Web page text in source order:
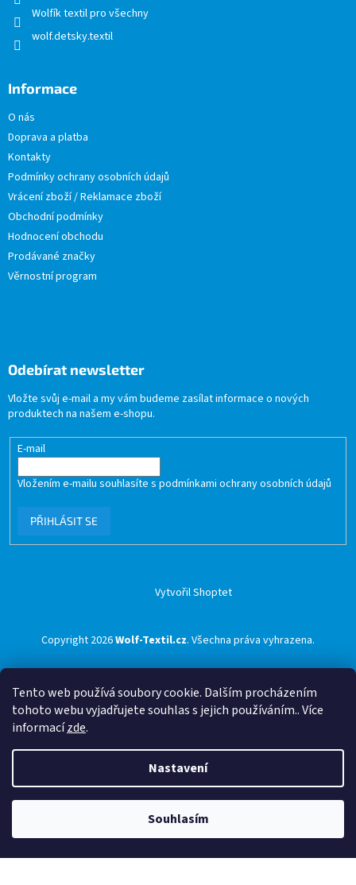
Tento web používá soubory cookie. Dalším procházením
tohoto webu vyjadřujete souhlas s jejich používáním.. Více
informacízde.
Nastavení
Souhlasím
Wolfík textil pro všechny
wolf.detsky.textil
Informace
O nás
Doprava a platba
Kontakty
Podmínky ochrany osobních údajů
Vrácení zboží / Reklamace zboží
Obchodní podmínky
Hodnocení obchodu
Prodávané značky
Věrnostní program
Odebírat newsletter
Vložte svůj e-mail a my vám budeme zasílat informace o nových
produktech na našem e-shopu.
E-mail
Vložením e-mailu souhlasíte s podmínkami ochrany osobních údajů
PŘIHLÁSIT SE
Vytvořil Shoptet
Copyright 2026Wolf-Textil.cz. Všechna práva vyhrazena.